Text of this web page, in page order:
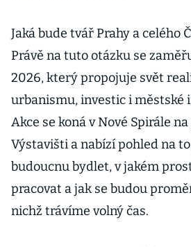
Jaká bude tvář Prahy a celého
Právě na tuto otázku se
2026, který propojuje svět
urbanismu, investic i městské
Akce se koná v Nové Spirále
Výstavišti a nabízí pohled na
budoucnu bydlet, v jakém
pracovat a jak se budou
nichž trávíme volný čas.